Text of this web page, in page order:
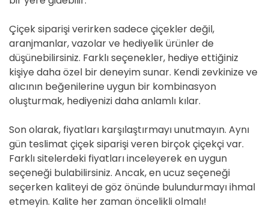
Çiçek siparişi verirken sadece çiçekler değil,
aranjmanlar, vazolar ve hediyelik ürünler de
düşünebilirsiniz. Farklı seçenekler, hediye ettiğiniz
kişiye daha özel bir deneyim sunar. Kendi zevkinize ve
alıcının beğenilerine uygun bir kombinasyon
oluşturmak, hediyenizi daha anlamlı kılar.
Son olarak, fiyatları karşılaştırmayı unutmayın. Aynı
gün teslimat çiçek siparişi veren birçok çiçekçi var.
Farklı sitelerdeki fiyatları inceleyerek en uygun
seçeneği bulabilirsiniz. Ancak, en ucuz seçeneği
seçerken kaliteyi de göz önünde bulundurmayı ihmal
etmeyin. Kalite her zaman öncelikli olmalı!